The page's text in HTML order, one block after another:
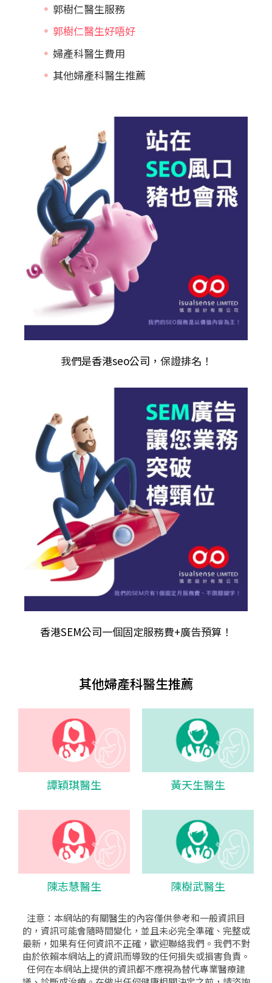
郭樹仁醫生服務
郭樹仁醫生好唔好
婦產科醫生費用
其他婦產科醫生推薦
我們是香港seo公司 ，保證排名！
香港SEM公司一個固定服務費+廣告預算！
其他婦產科醫生推薦
譚穎琪醫生 黃天生醫生
陳志慧醫生 陳樹武醫生
注意：本網站的有關醫生的內容僅供參考和一般資訊目
的，資訊可能會隨時間變化，並且未必完全準確、完整或
最新，如果有任何資訊不正確，歡迎聯絡我們。我們不對
由於依賴本網站上的資訊而導致的任何損失或損害負責。
任何在本網站上提供的資訊都不應視為替代專業醫療建